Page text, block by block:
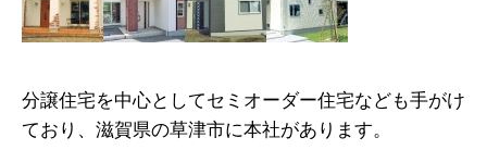
分譲住宅を中心としてセミオーダー住宅なども手がけ
ており、滋賀県の草津市に本社があります。